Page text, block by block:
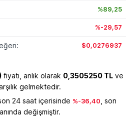
%89,25
%-29,57
$0,0276937
fiyatı, anlık olarak 0,3505250 TL ve
gelmektedir.
24 saat içerisinde %-36,40 , son
değişmiştir.